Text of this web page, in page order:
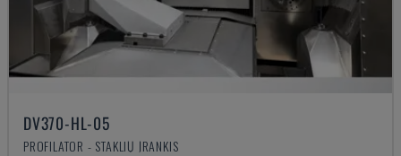
DV370-HL-05
PROFILATOR - STAKLIŲ ĮRANKIS